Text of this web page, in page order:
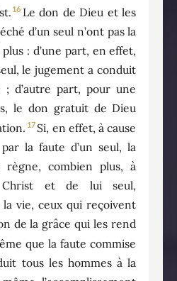
16 Le don de Dieu et les
d’un seul n’ont pas la
: d’une part, en effet,
le jugement a conduit
; d’autre part, pour une
le don gratuit de Dieu
17 Si, en effet, à cause
la faute d’un seul, la
combien plus, à
Christ et de lui seul,
vie, ceux qui reçoivent
de la grâce qui les rend
que la faute commise
tous les hommes à la